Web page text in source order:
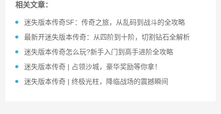
相关文章：
迷失版本传奇SF：传奇之旅，从乱码到战斗的全攻略
最新开迷失版本传奇：从四阶到十阶，切割钻石全解析
迷失版本传奇怎么玩?新手入门到高手进阶全攻略
迷失版本传奇 | 占领沙城，豪华奖励等你拿！
迷失版本传奇 | 终极光柱，降临战场的震撼瞬间